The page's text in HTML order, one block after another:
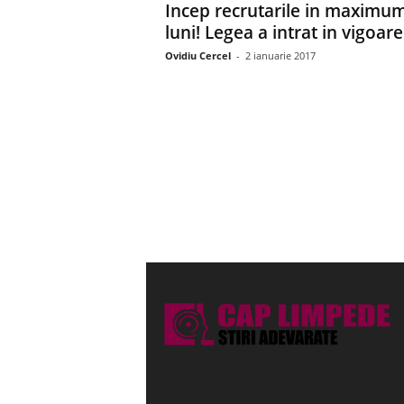
Incep recrutarile in
luni! Legea a intrat in vigoare
Ovidiu Cercel - 2 ianuarie 2017